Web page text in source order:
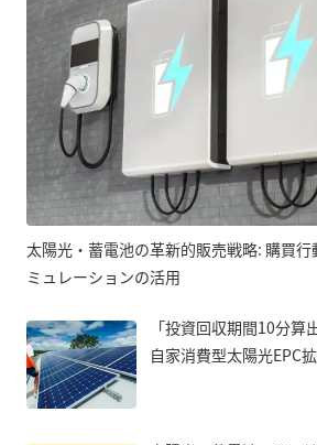
太陽光・蓄電池の革新的販売戦略: 購買
ミュレーションの活用
「投資回収期間10分
自家消費型太陽光EPC